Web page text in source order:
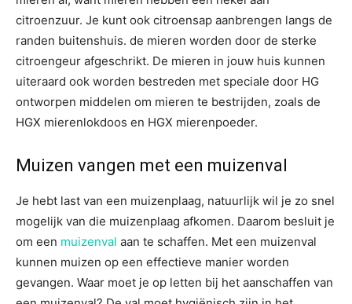
citroenzuur. Je kunt ook citroensap aanbrengen langs de
randen buitenshuis. de mieren worden door de sterke
citroengeur afgeschrikt. De mieren in jouw huis kunnen
uiteraard ook worden bestreden met speciale door HG
ontworpen middelen om mieren te bestrijden, zoals de
HGX mierenlokdoos en HGX mierenpoeder.
Muizen vangen met een muizenval
Je hebt last van een muizenplaag, natuurlijk wil je zo snel
mogelijk van die muizenplaag afkomen. Daarom besluit je
om een muizenval aan te schaffen. Met een muizenval
kunnen muizen op een effectieve manier worden
gevangen. Waar moet je op letten bij het aanschaffen van